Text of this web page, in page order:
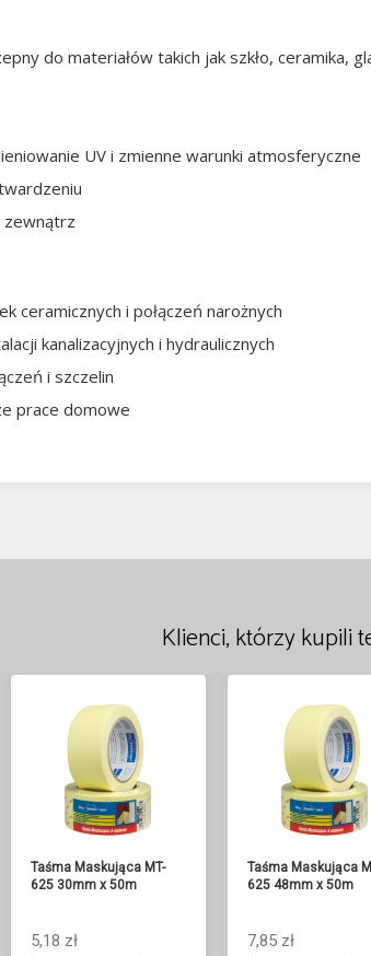
do materiałów takich jak szkło, ceramika,
UV i zmienne warunki atmosferyczne
zewnątrz
ceramicznych i połączeń narożnych
kanalizacyjnych i hydraulicznych
i szczelin
prace domowe
Klienci, którzy kupili
Taśma Maskująca MT-
625 30mm x 50m
5,18 zł
Taśma Maskująca
625 48mm x 50m
7,85 zł